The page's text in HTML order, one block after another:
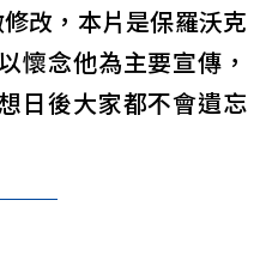
改，本片是保羅沃克
懷念他為主要宣傳，
日後大家都不會遺忘